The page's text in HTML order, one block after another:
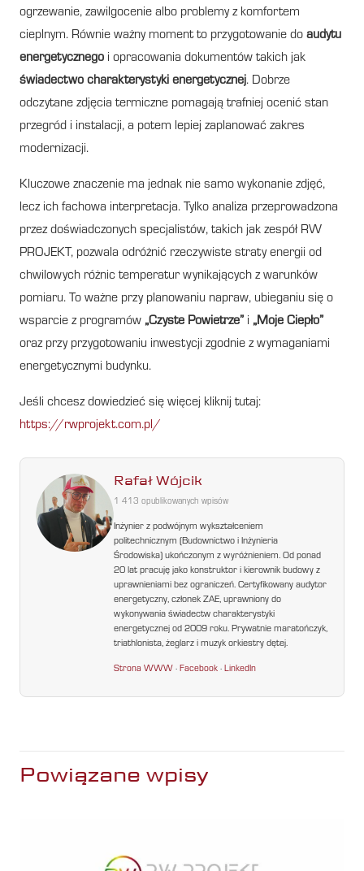
ogrzewanie, zawilgocenie albo problemy z komfortem
cieplnym. Równie ważny moment to przygotowanie do audytu
energetycznego i opracowania dokumentów takich jak
świadectwo charakterystyki energetycznej. Dobrze
odczytane zdjęcia termiczne pomagają trafniej ocenić stan
przegród i instalacji, a potem lepiej zaplanować zakres
modernizacji.
Kluczowe znaczenie ma jednak nie samo wykonanie zdjęć,
lecz ich fachowa interpretacja. Tylko analiza przeprowadzona
przez doświadczonych specjalistów, takich jak zespół RW
PROJEKT, pozwala odróżnić rzeczywiste straty energii od
chwilowych różnic temperatur wynikających z warunków
pomiaru. To ważne przy planowaniu napraw, ubieganiu się o
wsparcie z programów „Czyste Powietrze” i „Moje Ciepło”
oraz przy przygotowaniu inwestycji zgodnie z wymaganiami
energetycznymi budynku.
Jeśli chcesz dowiedzieć się więcej kliknij tutaj:
https://rwprojekt.com.pl/
Rafał Wójcik
1 413 opublikowanych wpisów
Inżynier z podwójnym wykształceniem
politechnicznym (Budownictwo i Inżynieria
Środowiska) ukończonym z wyróżnieniem. Od ponad
20 lat pracuję jako konstruktor i kierownik budowy z
uprawnieniami bez ograniczeń. Certyfikowany audytor
energetyczny, członek ZAE, uprawniony do
wykonywania świadectw charakterystyki
energetycznej od 2009 roku. Prywatnie maratończyk,
triathlonista, żeglarz i muzyk orkiestry dętej.
Strona WWW ·Facebook ·LinkedIn
Powiązane wpisy